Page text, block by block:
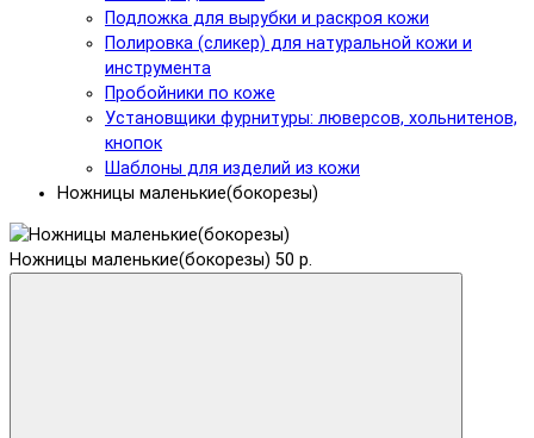
Подложка для вырубки и раскроя кожи
Полировка (сликер) для натуральной кожи и
инструмента
Пробойники по коже
Установщики фурнитуры: люверсов, хольнитенов,
кнопок
Шаблоны для изделий из кожи
Ножницы маленькие(бокорезы)
Ножницы маленькие(бокорезы) 50 р.